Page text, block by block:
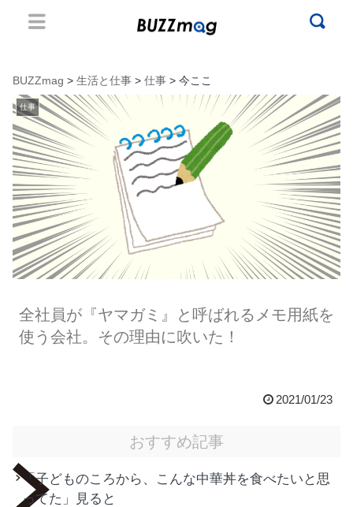
BUZZmag > 生活と仕事 > 仕事 > 今ここ
仕事
全社員が『ヤマガミ』と呼ばれるメモ用紙を
使う会社。その理由に吹いた！
2021/01/23
おすすめ記事
「子どものころから、こんな中華丼を食べたいと思
ってた」見ると